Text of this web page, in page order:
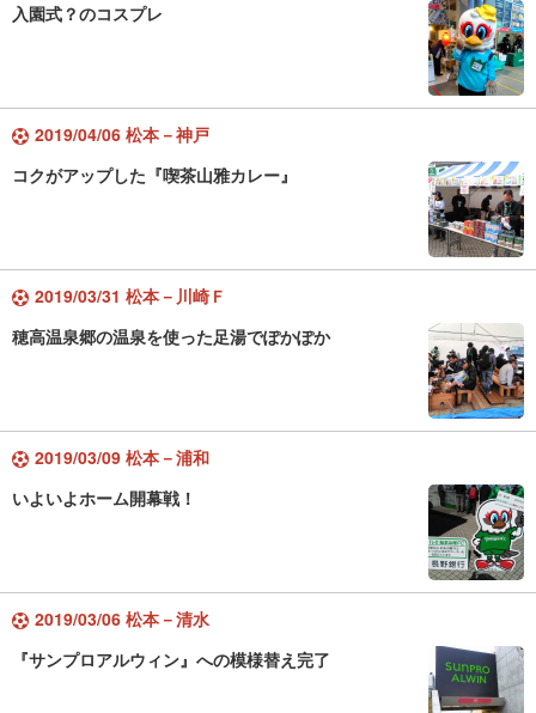
入園式？のコスプレ
2019/04/06 松本－神戸
コクがアップした『喫茶山雅カレー』
2019/03/31 松本－川崎Ｆ
穂高温泉郷の温泉を使った足湯でぽかぽか
2019/03/09 松本－浦和
いよいよホーム開幕戦！
2019/03/06 松本－清水
『サンプロアルウィン』への模様替え完了